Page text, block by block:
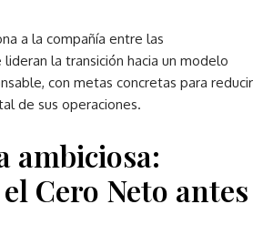
a la compañía entre las
lideran la transición hacia un modelo
con metas concretas para reducir
de sus operaciones.
ambiciosa:
Cero Neto antes